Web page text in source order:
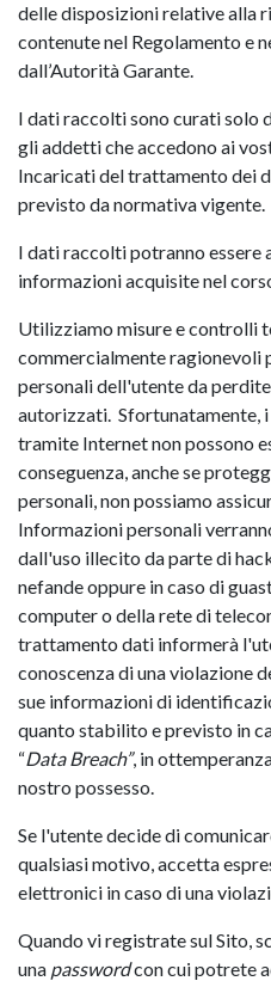
delle disposizioni relative alla
contenute nel Regolamento e
dall’Autorità Garante.
I dati raccolti sono curati solo
gli addetti che accedono ai
Incaricati del trattamento dei
previsto da normativa vigente.
I dati raccolti potranno
informazioni acquisite nel
Utilizziamo misure e controlli
commercialmente ragionevoli
personali dell'utente da
autorizzati. Sfortunatamente,
tramite Internet non possono
conseguenza, anche se
personali, non possiamo
Informazioni personali
dall'uso illecito da parte di
nefande oppure in caso di
computer o della rete di
trattamento dati informerà
conoscenza di una violazione
sue informazioni di
quanto stabilito e previsto in
“Data Breach”, in
nostro possesso.
Se l'utente decide di
qualsiasi motivo, accetta
elettronici in caso di una
Quando vi registrate sul Sito,
una passwordcon cui potrete